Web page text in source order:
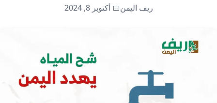
ثقافة
محميات
تحديات
إرشاد زراعي
انفوجرافيك
ريف اليمن📅 أكتوبر 8, 2024